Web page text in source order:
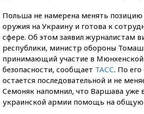
Польша не намерена менять
оружия на Украину и готова к
сфере. Об этом заявил журналистам
республики, министр обороны
принимающий участие в
безопасности, сообщает ТАСС. По
остается последовательной и не
Семоняк напомнил, что Варшава уже
украинской армии помощь на